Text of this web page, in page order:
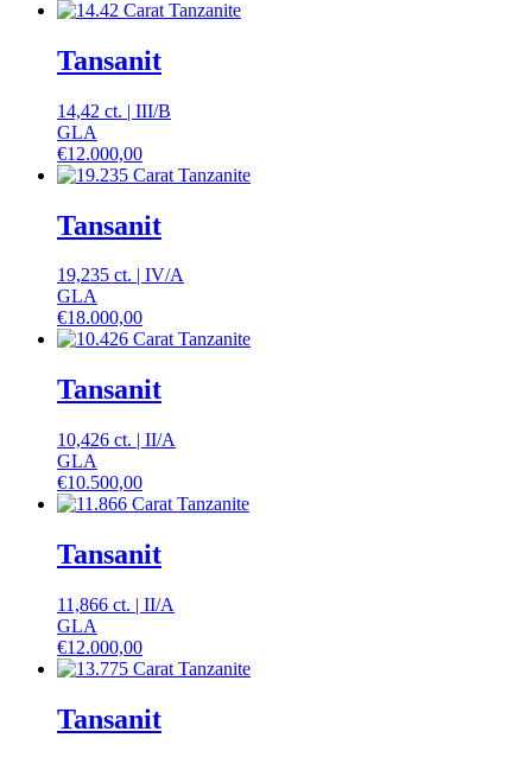
Tansanit
14,42 ct. | III/B
GLA
€12.000,00
Tansanit
19,235 ct. | IV/A
GLA
€18.000,00
Tansanit
10,426 ct. | II/A
GLA
€10.500,00
Tansanit
11,866 ct. | II/A
GLA
€12.000,00
Tansanit